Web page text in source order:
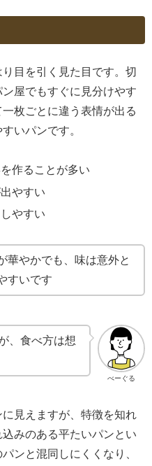
目を引く見た目です。切
屋でもすぐに見分けやす
枚ごとに違う表情が出る
いパンです。
作ることが多い
やすい
やすい
華やかでも、味は意外と
すいです
べーぐる
、食べ方は想
見えますが、特徴を知れ
みのある平たいパンとい
ンと混同しにくくなり、